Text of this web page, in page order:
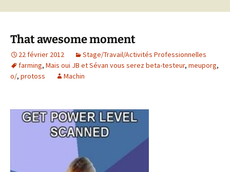
That awesome moment
22 février 2012
Stage/Travail/Activités Professionnelles
farming, Mais oui JB et Sévan vous serez beta-testeur, meuporg,
o/, protoss Machin